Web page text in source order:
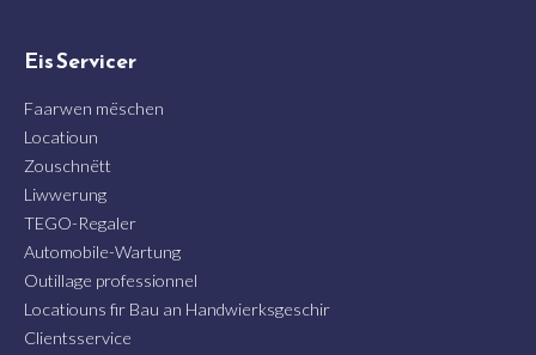
Eis Servicer
Faarwen mëschen
Locatioun
Zouschnëtt
Liwwerung
TEGO-Regaler
Automobile-Wartung
Outillage professionnel
Locatiouns fir Bau an Handwierksgeschir
Clientsservice